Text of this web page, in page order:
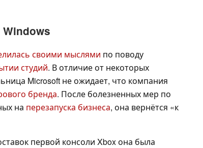
своими мыслями по поводу
студий. В отличие от некоторых
Microsoft не ожидает, что компания
бренда. После болезненных мер по
на перезапуска бизнеса, она вернётся «к
первой консоли Xbox она была